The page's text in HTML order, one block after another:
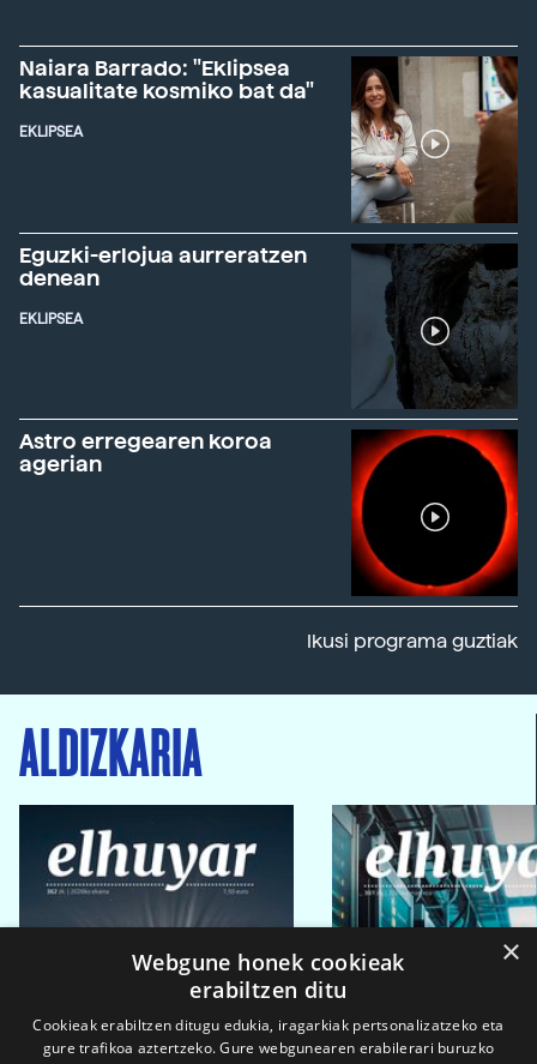
Naiara Barrado: "Eklipsea
kasualitate kosmiko bat da"
EKLIPSEA
Eguzki-erlojua aurreratzen
denean
EKLIPSEA
Astro erregearen koroa
agerian
Ikusi programa guztiak
ALDIZKARIA
×
Webgune honek cookieak
erabiltzen ditu
Cookieak erabiltzen ditugu edukia, iragarkiak pertsonalizatzeko eta
gure trafikoa aztertzeko. Gure webgunearen erabilerari buruzko